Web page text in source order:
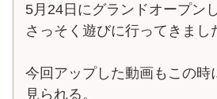
5月24日にグランドオープン
さっそく遊びに行ってきまし
今回アップした動画もこの時
見られる。